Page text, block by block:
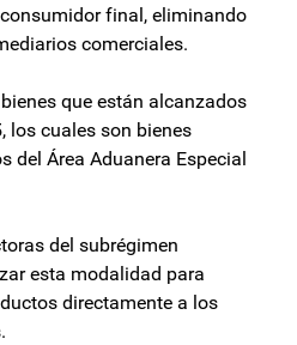
final, eliminando
comerciales.
que están alcanzados
los cuales son bienes
del Área Aduanera Especial
del subrégimen
esta modalidad para
directamente a los